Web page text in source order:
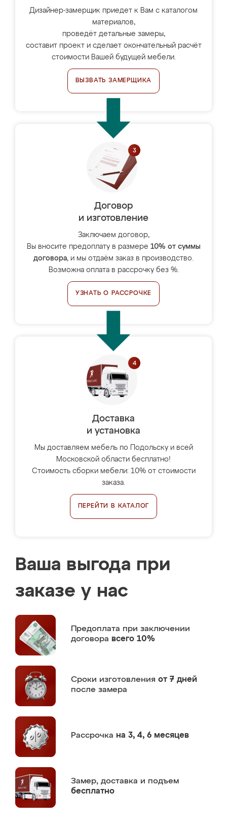
Дизайнер-замерщик приедет к Вам с каталогом
материалов,
проведёт детальные замеры,
составит проект и сделает окончательный расчёт
стоимости Вашей будущей мебели.
ВЫЗВАТЬ ЗАМЕРЩИКА
Договор
и изготовление
Заключаем договор,
Вы вносите предоплату в размере 10% от суммы
договора, и мы отдаём заказ в производство.
Возможна оплата в рассрочку без %.
УЗНАТЬ О РАССРОЧКЕ
Доставка
и установка
Мы доставляем мебель по Подольску и всей
Московской области бесплатно!
Стоимость сборки мебели: 10% от стоимости
заказа.
ПЕРЕЙТИ В КАТАЛОГ
Ваша выгода при
заказе у нас
Предоплата при заключении
договора всего 10%
Сроки изготовления от 7 дней
после замера
Рассрочка на 3, 4, 6 месяцев
Замер, доставка и подъем
бесплатно